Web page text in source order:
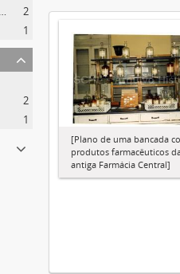
Coleção Fotográfica da Santa Casa da Misericórdia de Lisboa
2
1
2
1
[Plano de uma bancada
produtos farmacêuticos
antiga Farmácia Central]